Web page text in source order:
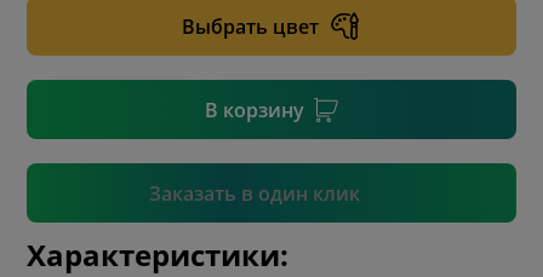
Выбрать цвет
В корзину
Заказать в один клик
Подтвердить
Характеристики: